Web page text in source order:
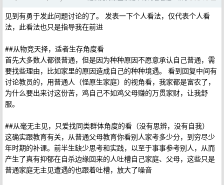
见到有勇于发此问题讨论的了。 发表一下个人看法，仅代表个人看
法，此看法也只是指导我在前进
##从物竞天择，适者生存角度看
首先大多数人都很普通，但是因为种种原因不愿意承认自己普通，需
要找些理由，比如家里的原因造成自己的种种境遇。 看到回复中间有
讨论教员的，用普通人（怪原生家庭）的视角看，我家都是富农了，
为什么要出来讨这份苦，鸡自己不如鸡父母赚的万贯家财，让我舒
服。
##从毫无主见，只爱找同类群体角度的看（没有思辨，没有自我）
这确实跟教育有关，从普通父母教育你看别人家考多少分，到穷尽少
年时期的补课。前半生缺少思考和实践，以至于事事参考别人，从而
产生了真有抑郁在自杀边缘回来的人吐槽自己家庭、父母，这些只是
普通家庭无主见遭遇的也跟着吐槽，放大了噪音